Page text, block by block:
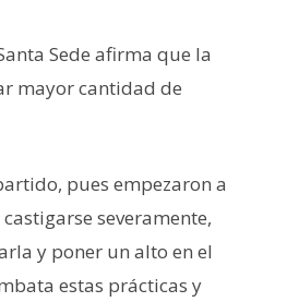
Sede afirma que la
mayor cantidad de
pues empezaron a
severamente,
y poner un alto en el
estas prácticas y